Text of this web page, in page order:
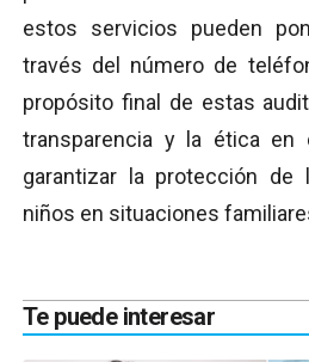
estos servicios pueden
través del número de
propósito final de estas
transparencia y la ética
garantizar la protección
niños en situaciones
Te puede interesar